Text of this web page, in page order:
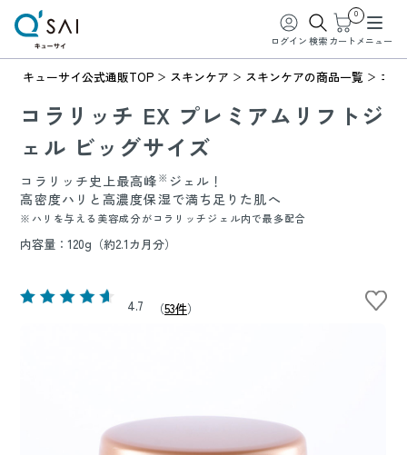
ログイン 検索
0
カート メニュー
キューサイ公式通販TOP スキンケア スキンケアの商品一覧 コ
コラリッチ EX プレミアムリフトジ
ェル ビッグサイズ
コラリッチ史上最高峰 ※ ジェル！
高密度ハリと高濃度保湿で満ち足りた肌へ
※ハリを与える美容成分がコラリッチジェル内で最多配合
内容量：120g（約2.1カ月分）
4.7 （53件）